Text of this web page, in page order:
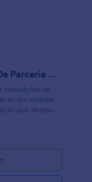
Formulário De Inscrição De Parceria De Caridade
instituições de
ao teu website
que desejam